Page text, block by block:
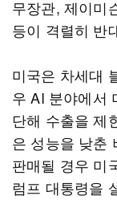
무장관, 제이미
등이 격렬히 반
미국은 차세대
우 AI 분야에서
단해 수출을 제
은 성능을 낮춘
판매될 경우 미
럼프 대통령을